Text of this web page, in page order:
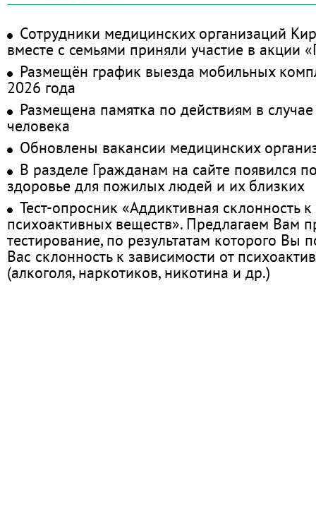
Сотрудники медицинских организаций
вместе с семьями приняли участие в акции
Размещён график выезда мобильных
2026 года
Размещена памятка по действиям в
человека
Обновлены вакансии медицинских
В разделе Гражданам на сайте появился
здоровье для пожилых людей и их близких
Тест-опросник «Аддиктивная склонность
психоактивных веществ». Предлагаем Вам
тестирование, по результатам которого Вы
Вас склонность к зависимости от
(алкоголя, наркотиков, никотина и др.)